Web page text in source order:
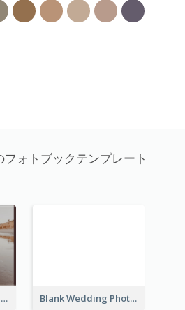
ォトブックテンプレート
Forever Love Wedding Photo Book Blank Wedding Photo Book